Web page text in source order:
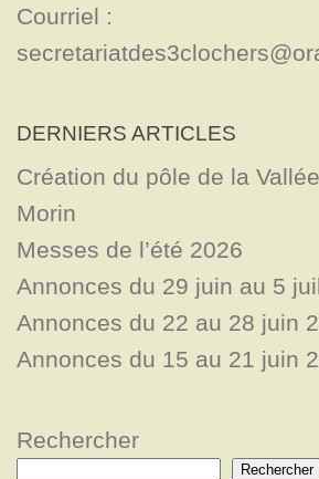
Courriel :
DERNIERS ARTICLES
Création du pôle de la
Morin
Messes de l’été 2026
Annonces du 29 juin au 5
Annonces du 22 au 28 juin
Annonces du 15 au 21 juin
Rechercher
Rechercher